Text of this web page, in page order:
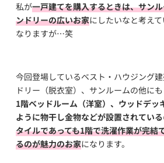
私が一戸建てを購入するときは、サン
ンドリーの広いお家にしたいなと考え
なりますが…笑
今回登場しているベスト・ハウジング
ドリー（脱衣室）、サンルームの他にも
1階ベッドルーム（洋室）、ウッドデッ
ように物干し金物などが設置されている
タイルであっても1階で洗濯作業が完結
るのが魅力のお家になります。